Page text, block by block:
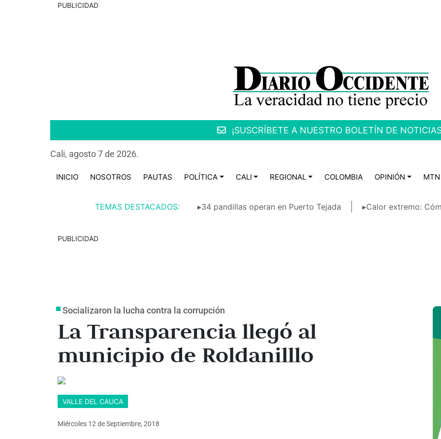
PUBLICIDAD
¡SUSCRÍBETE A NUESTRO BOLETÍN DE
Cali, agosto 7 de 2026.
INICIO NOSOTROS PAUTAS POLÍTICA CALI REGIONAL COLOMBIA OPINIÓN MTN
TEMAS DESTACADOS: ▸34 pandillas operan en Puerto Tejada ▸Calor extremo:
PUBLICIDAD
Socializaron la lucha contra la corrupción
La Transparencia llegó al
municipio de Roldanilllo
VALLE DEL CAUCA
Miércoles 12 deSeptiembre, 2018